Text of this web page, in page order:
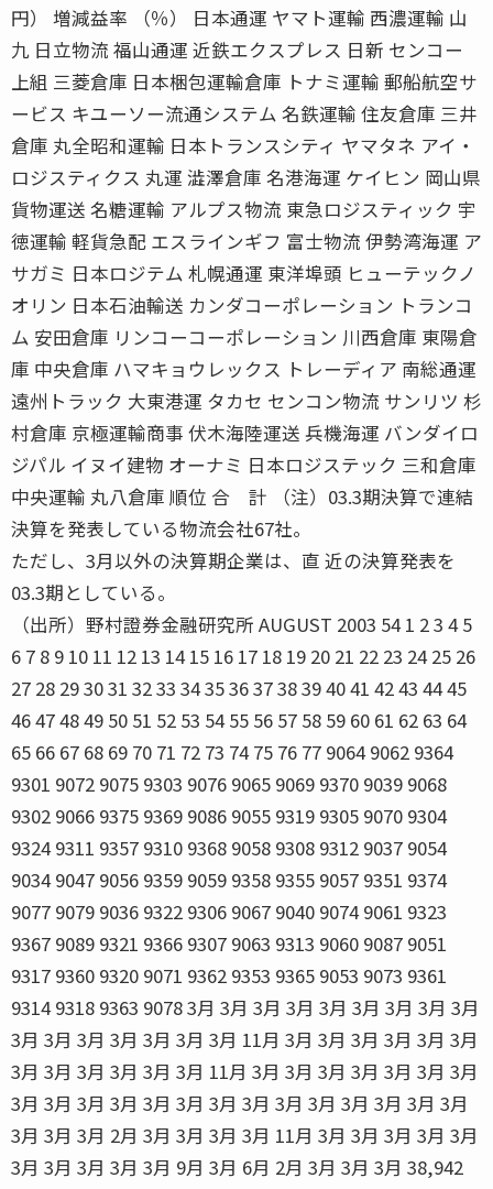
円） 増減益率 （％） 日本通運 ヤマト運輸 西濃運輸 山
九 日立物流 福山通運 近鉄エクスプレス 日新 センコー
上組 三菱倉庫 日本梱包運輸倉庫 トナミ運輸 郵船航空サ
ービス キユーソー流通システム 名鉄運輸 住友倉庫 三井
倉庫 丸全昭和運輸 日本トランスシティ ヤマタネ アイ・
ロジスティクス 丸運 澁澤倉庫 名港海運 ケイヒン 岡山県
貨物運送 名糖運輸 アルプス物流 東急ロジスティック 宇
徳運輸 軽貨急配 エスラインギフ 富士物流 伊勢湾海運 ア
サガミ 日本ロジテム 札幌通運 東洋埠頭 ヒューテックノ
オリン 日本石油輸送 カンダコーポレーション トランコ
ム 安田倉庫 リンコーコーポレーション 川西倉庫 東陽倉
庫 中央倉庫 ハマキョウレックス トレーディア 南総通運
遠州トラック 大東港運 タカセ センコン物流 サンリツ 杉
村倉庫 京極運輸商事 伏木海陸運送 兵機海運 バンダイロ
ジパル イヌイ建物 オーナミ 日本ロジステック 三和倉庫
中央運輸 丸八倉庫 順位 合 計 （注）03.3期決算で連結
決算を発表している物流会社67社。
ただし、3月以外の決算期企業は、直 近の決算発表を
03.3期としている。
（出所）野村證券金融研究所 AUGUST 2003 54 1 2 3 4 5
6 7 8 9 10 11 12 13 14 15 16 17 18 19 20 21 22 23 24 25 26
27 28 29 30 31 32 33 34 35 36 37 38 39 40 41 42 43 44 45
46 47 48 49 50 51 52 53 54 55 56 57 58 59 60 61 62 63 64
65 66 67 68 69 70 71 72 73 74 75 76 77 9064 9062 9364
9301 9072 9075 9303 9076 9065 9069 9370 9039 9068
9302 9066 9375 9369 9086 9055 9319 9305 9070 9304
9324 9311 9357 9310 9368 9058 9308 9312 9037 9054
9034 9047 9056 9359 9059 9358 9355 9057 9351 9374
9077 9079 9036 9322 9306 9067 9040 9074 9061 9323
9367 9089 9321 9366 9307 9063 9313 9060 9087 9051
9317 9360 9320 9071 9362 9353 9365 9053 9073 9361
9314 9318 9363 9078 3月 3月 3月 3月 3月 3月 3月 3月 3月
3月 3月 3月 3月 3月 3月 3月 11月 3月 3月 3月 3月 3月 3月
3月 3月 3月 3月 3月 3月 11月 3月 3月 3月 3月 3月 3月 3月
3月 3月 3月 3月 3月 3月 3月 3月 3月 3月 3月 3月 3月 3月
3月 3月 3月 2月 3月 3月 3月 3月 11月 3月 3月 3月 3月 3月
3月 3月 3月 3月 3月 9月 3月 6月 2月 3月 3月 3月 38,942